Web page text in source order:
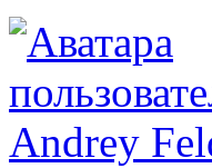
Andrey